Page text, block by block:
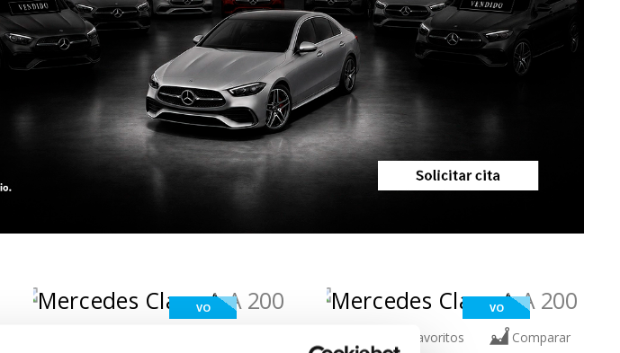
VO VO
Añadir a favoritos Comparar